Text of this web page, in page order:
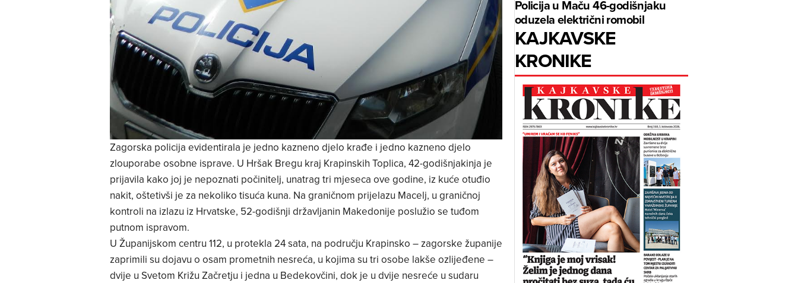
Zagorska policija evidentirala je jedno kazneno djelo krađe i jedno kazneno djelo
zlouporabe osobne isprave. U Hršak Bregu kraj Krapinskih Toplica, 42-godišnjakinja je
prijavila kako joj je nepoznati počinitelj, unatrag tri mjeseca ove godine, iz kuće otuđio
nakit, oštetivši je za nekoliko tisuća kuna. Na graničnom prijelazu Macelj, u graničnoj
kontroli na izlazu iz Hrvatske, 52-godišnji državljanin Makedonije poslužio se tuđom
putnom ispravom.
U Županijskom centru 112, u protekla 24 sata, na području Krapinsko – zagorske županije
zaprimili su dojavu o osam prometnih nesreća, u kojima su tri osobe lakše ozlijeđene –
dvije u Svetom Križu Začretju i jedna u Bedekovčini, dok je u dvije nesreće u sudaru
Policija u Maču 46-godišnjaku
oduzela električni romobil
KAJKAVSKE
KRONIKE